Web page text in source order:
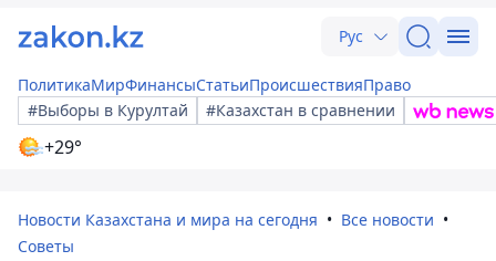
Рус
ПолитикаМирФинансыСтатьиПроисшествияПраво
#Выборы в Курултай
#Казахстан в сравнении
+29°
Новости Казахстана и мира на сегодня
Все новости
Советы